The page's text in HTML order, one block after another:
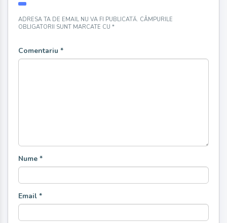
ADRESA TA DE EMAIL NU VA FI PUBLICATĂ. CÂMPURILE
OBLIGATORII SUNT MARCATE CU *
Comentariu *
Nume *
Email *